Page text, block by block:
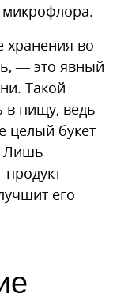
хранения во
— это явный
Такой
в пищу, ведь
целый букет
Лишь
продукт
его